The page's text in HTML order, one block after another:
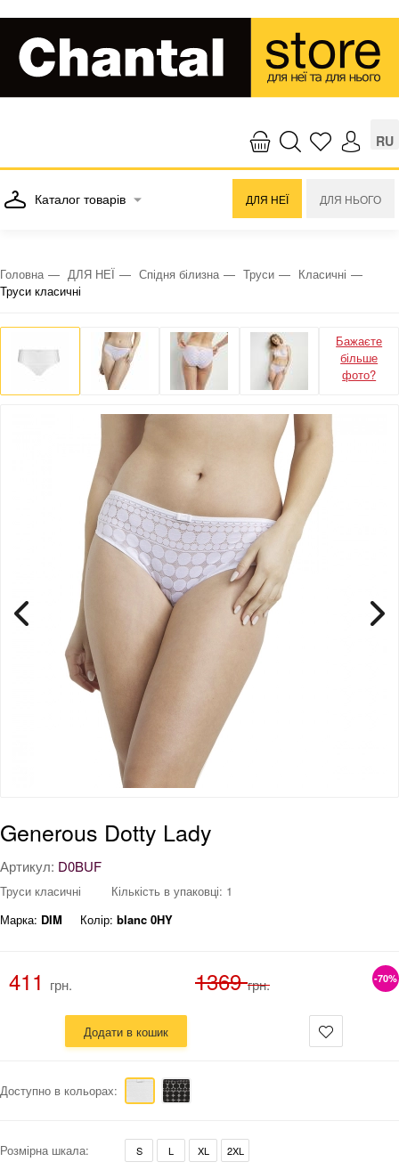
RU
Каталог товарів ДЛЯ НЕЇ ДЛЯ НЬОГО
Головна ДЛЯ НЕЇ Спідня білизна Труси
Класичні
Труси класичні
Бажаєте
більше
фото?
Generous Dotty Lady
Артикул: D0BUF
Труси класичні
Кількість в упаковці: 1
Марка: DIM Колір: blanc 0HY
411 грн. 1369 грн. -70%
Додати в кошик
Доступно в кольорах:
Розмірна шкала: S L XL 2XL